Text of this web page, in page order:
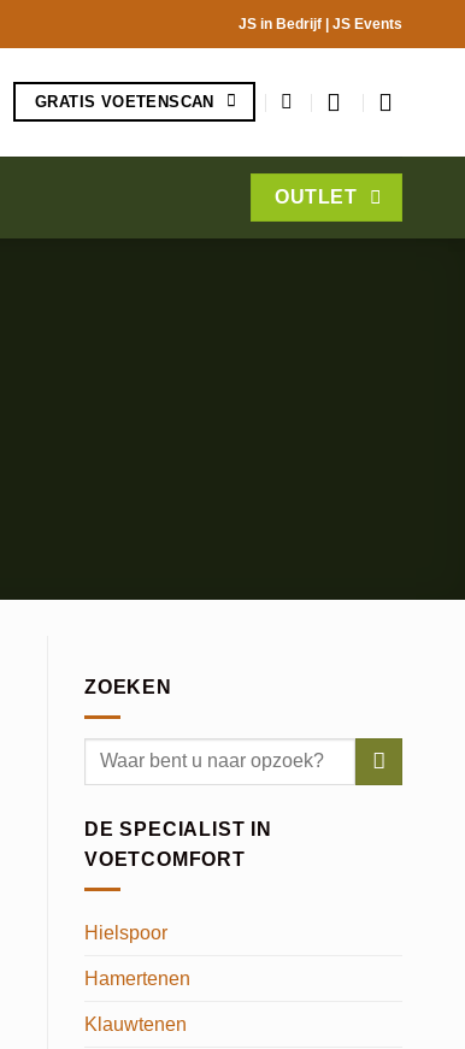
JS in Bedrijf | JS Events
GRATIS VOETENSCAN
OUTLET
ZOEKEN
DE SPECIALIST IN
VOETCOMFORT
Hielspoor
Hamertenen
Klauwtenen